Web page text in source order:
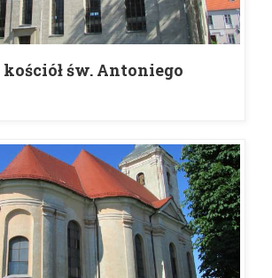
św. Antoniego